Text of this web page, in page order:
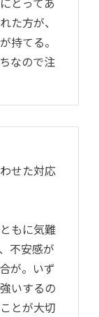
た方が、
持てる。
なので注
せた対応
もに気難
不安感が
が。いず
いするの
とが大切